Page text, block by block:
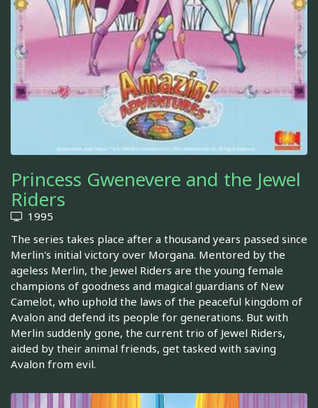
Princess Gwenevere and the Jewel
Riders
1995
The series takes place after a thousand years passed since
Merlin's initial victory over Morgana. Mentored by the
ageless Merlin, the Jewel Riders are the young female
champions of goodness and magical guardians of New
Camelot, who uphold the laws of the peaceful kingdom of
Avalon and defend its people for generations. But with
Merlin suddenly gone, the current trio of Jewel Riders,
aided by their animal friends, get tasked with saving
Avalon from evil.